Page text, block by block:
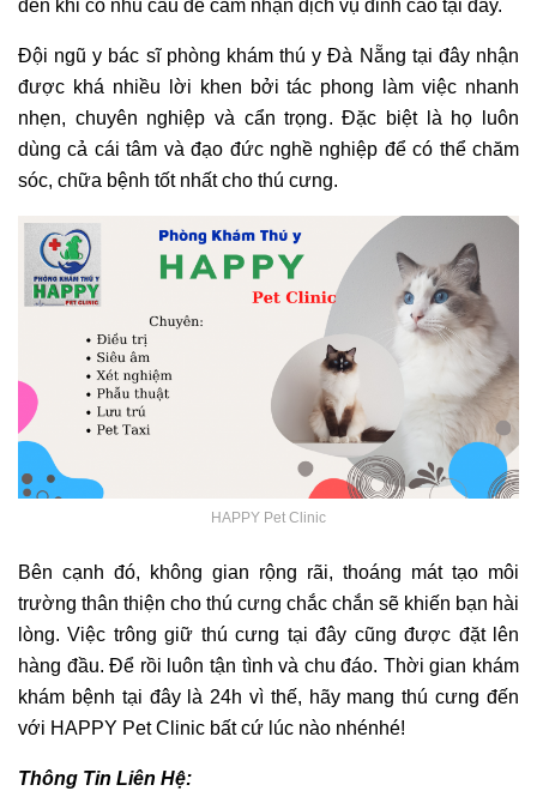
đến khi có nhu cầu để cảm nhận dịch vụ đỉnh cao tại đây.
Đội ngũ y bác sĩ phòng khám thú y Đà Nẵng tại đây nhận
được khá nhiều lời khen bởi tác phong làm việc nhanh
nhẹn, chuyên nghiệp và cẩn trọng. Đặc biệt là họ luôn
dùng cả cái tâm và đạo đức nghề nghiệp để có thể chăm
sóc, chữa bệnh tốt nhất cho thú cưng.
HAPPY Pet Clinic
Bên cạnh đó, không gian rộng rãi, thoáng mát tạo môi
trường thân thiện cho thú cưng chắc chắn sẽ khiến bạn hài
lòng. Việc trông giữ thú cưng tại đây cũng được đặt lên
hàng đầu. Để rồi luôn tận tình và chu đáo. Thời gian khám
khám bệnh tại đây là 24h vì thế, hãy mang thú cưng đến
với HAPPY Pet Clinic bất cứ lúc nào nhénhé!
Thông Tin Liên Hệ: